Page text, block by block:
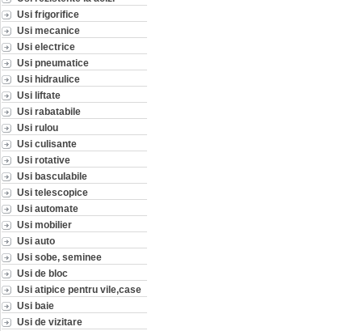
Usi frigorifice
Usi mecanice
Usi electrice
Usi pneumatice
Usi hidraulice
Usi liftate
Usi rabatabile
Usi rulou
Usi culisante
Usi rotative
Usi basculabile
Usi telescopice
Usi automate
Usi mobilier
Usi auto
Usi sobe, seminee
Usi de bloc
Usi atipice pentru vile,case
Usi baie
Usi de vizitare